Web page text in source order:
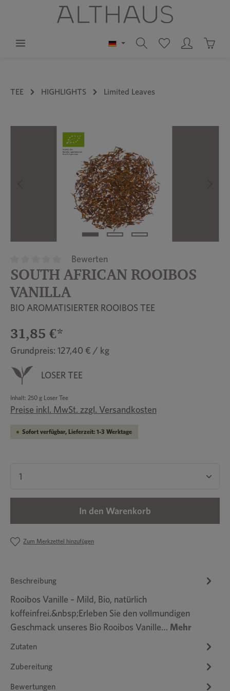
TEE HIGHLIGHTS Limited Leaves
Bildergalerie überspringen
Durchschnittliche Bewertung von 0 von 5 Sternen
Bewerten
SOUTH AFRICAN ROOIBOS
VANILLA
BIO AROMATISIERTER ROOIBOS TEE
31,85 €*
Grundpreis: 127,40 € / kg
LOSER TEE
Inhalt: 250 g Loser Tee
Preise inkl. MwSt. zzgl. Versandkosten
Sofort verfügbar, Lieferzeit: 1-3 Werktage
Produkt Anzahl: Gib den gewünschten Wert
In den Warenkorb
Zum Merkzettel hinzufügen
Beschreibung
Rooibos Vanille – Mild, Bio, natürlich
koffeinfrei.&nbsp;Erleben Sie den vollmundigen
Geschmack unseres Bio Rooibos Vanille… Mehr
Zutaten
Zubereitung
Bewertungen